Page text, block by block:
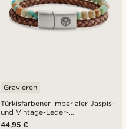
Türkisfarbener imperialer Jaspis-
und Vintage-Leder-
Ikonenarmband
Gravieren
44,95 €